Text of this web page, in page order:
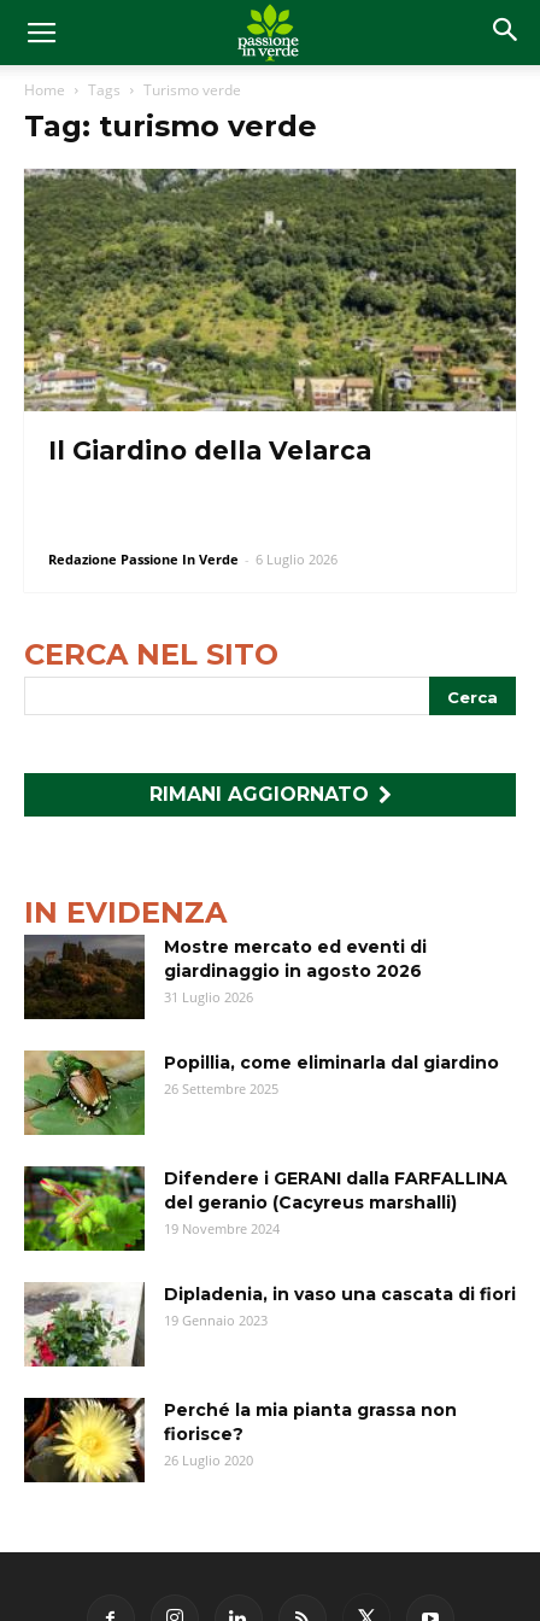
Home Tags Turismo verde
Tag: turismo verde
Il Giardino della Velarca
Redazione Passione In Verde - 6 Luglio 2026
CERCA NEL SITO
RIMANI AGGIORNATO
IN EVIDENZA
Mostre mercato ed eventi di
giardinaggio in agosto 2026
31 Luglio 2026
Popillia, come eliminarla dal giardino
26 Settembre 2025
Difendere i GERANI dalla FARFALLINA
del geranio (Cacyreus marshalli)
19 Novembre 2024
Dipladenia, in vaso una cascata di fiori
19 Gennaio 2023
Perché la mia pianta grassa non
fiorisce?
26 Luglio 2020